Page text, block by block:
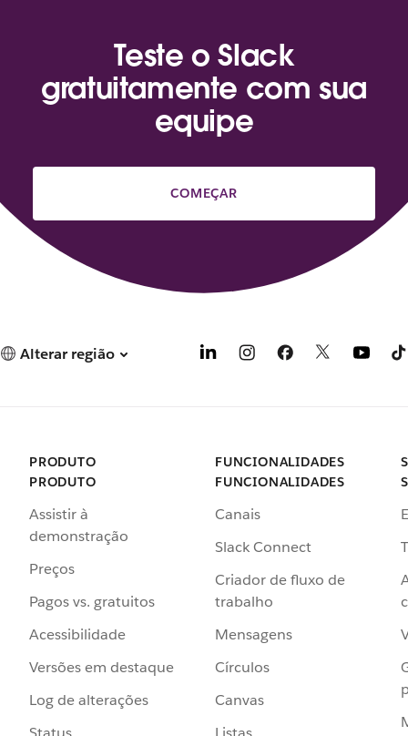
Teste o Slack
gratuitamente com sua
equipe
COMEÇAR
Alterar região
PRODUTO
PRODUTO
Assistir à
demonstração
Preços
Pagos vs. gratuitos
Acessibilidade
Versões em destaque
Log de alterações
FUNCIONALIDADES
FUNCIONALIDADES
Canais
Slack Connect
Criador de fluxo de
trabalho
Mensagens
Círculos
Canvas